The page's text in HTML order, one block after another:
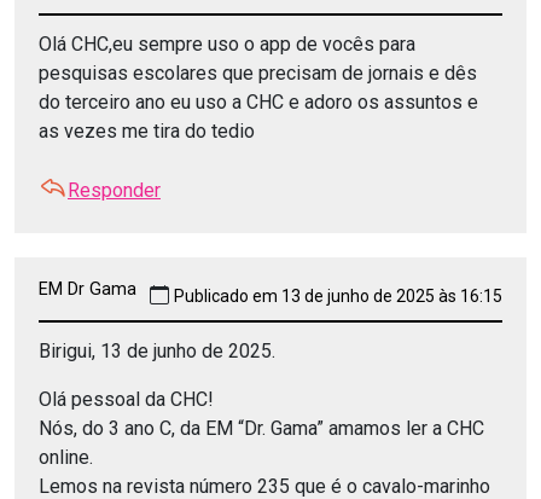
Olá CHC,eu sempre uso o app de vocês para
pesquisas escolares que precisam de jornais e dês
do terceiro ano eu uso a CHC e adoro os assuntos e
as vezes me tira do tedio
Responder
EM Dr Gama Publicado em 13 de junho de 2025 às 16:15
Birigui, 13 de junho de 2025.
Olá pessoal da CHC!
Nós, do 3 ano C, da EM “Dr. Gama” amamos ler a CHC
online.
Lemos na revista número 235 que é o cavalo-marinho